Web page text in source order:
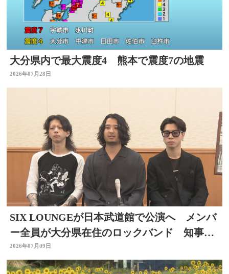
大分県内で最大震度4 熊本で震度7の地震
2026年07月28日
SIX LOUNGEが日本武道館で公演へ メンバ
ー全員が大分県在住のロックバンド 知事を
表敬
2026年07月09日